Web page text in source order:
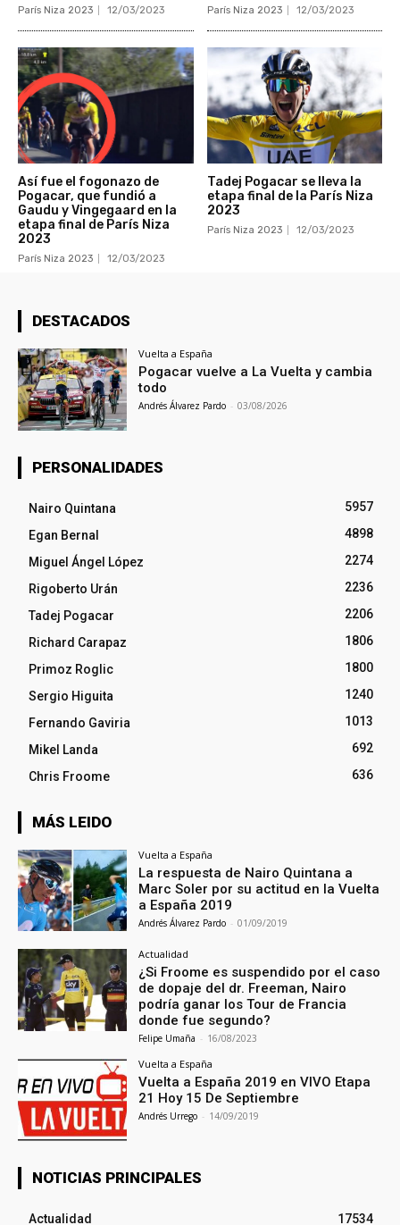
París Niza 2023 12/03/2023 París Niza 2023 12/03/2023
Así fue el fogonazo de
Pogacar, que fundió a
Gaudu y Vingegaard en la
etapa final de París Niza
2023
París Niza 2023 12/03/2023
Tadej Pogacar se lleva la
etapa final de la París Niza
2023
París Niza 2023 12/03/2023
DESTACADOS
Vuelta a España
Pogacar vuelve a La Vuelta y cambia
todo
Andrés Álvarez Pardo - 03/08/2026
PERSONALIDADES
Nairo Quintana
5957
Egan Bernal
4898
Miguel Ángel López
2274
Rigoberto Urán
2236
Tadej Pogacar
2206
Richard Carapaz
1806
Primoz Roglic
1800
Sergio Higuita
1240
Fernando Gaviria
1013
Mikel Landa
692
Chris Froome
636
MÁS LEIDO
Vuelta a España
La respuesta de Nairo Quintana a
Marc Soler por su actitud en la Vuelta
a España 2019
Andrés Álvarez Pardo - 01/09/2019
Actualidad
¿Si Froome es suspendido por el caso
de dopaje del dr. Freeman, Nairo
podría ganar los Tour de Francia
donde fue segundo?
Felipe Umaña - 16/08/2023
Vuelta a España
Vuelta a España 2019 en VIVO Etapa
21 Hoy 15 De Septiembre
Andrés Urrego - 14/09/2019
NOTICIAS PRINCIPALES
Actualidad 17534